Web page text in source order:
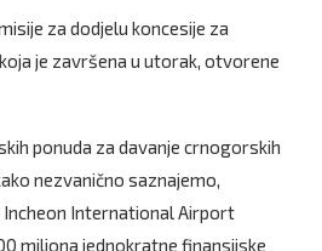
za dodjelu koncesije za
je završena u utorak, otvorene
ponuda za davanje crnogorskih
nezvanično saznajemo,
International Airport
miliona jednokratne finansijske